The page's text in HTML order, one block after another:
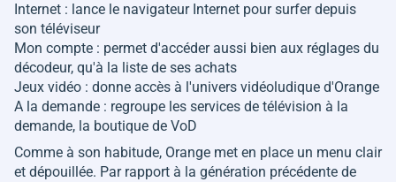
Internet : lance le navigateur Internet pour surfer depuis
son téléviseur
Mon compte : permet d'accéder aussi bien aux réglages du
décodeur, qu'à la liste de ses achats
Jeux vidéo : donne accès à l'univers vidéoludique d'Orange
A la demande : regroupe les services de télévision à la
demande, la boutique de VoD
Comme à son habitude, Orange met en place un menu clair
et dépouillée. Par rapport à la génération précédente de